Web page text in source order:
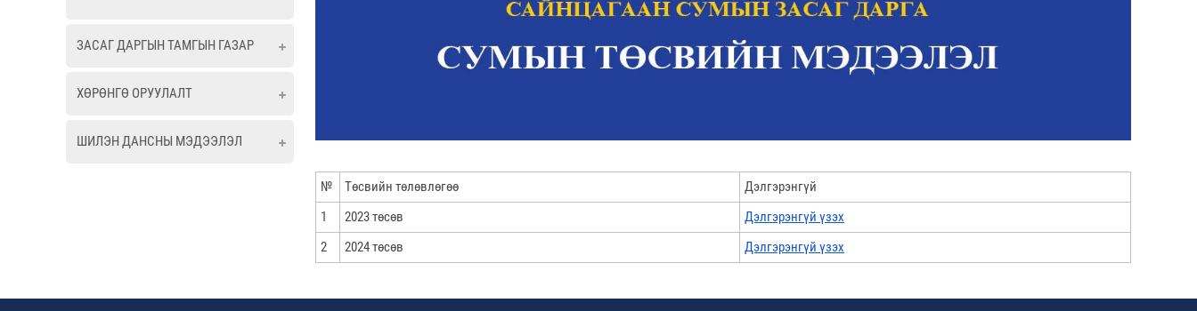
ЗАСАГ ДАРГЫН ТАМГЫН ГАЗАР
ХӨРӨНГӨ ОРУУЛАЛТ
ШИЛЭН ДАНСНЫ МЭДЭЭЛЭЛ
№ Төсвийн төлөвлөгөө
Дэлгэрэнгүй
1
2023 төсөв
Дэлгэрэнгүй үзэх
2
2024 төсөв Дэлгэрэнгүй үзэх